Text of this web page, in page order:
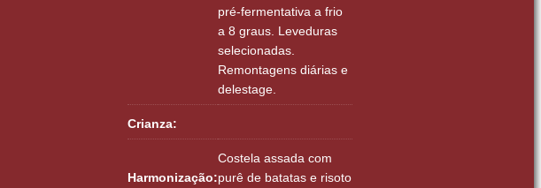
pré-fermentativa a frio
a 8 graus. Leveduras
selecionadas.
Remontagens diárias e
delestage.
Crianza:
Harmonização:
Costela assada com
purê de batatas e risoto